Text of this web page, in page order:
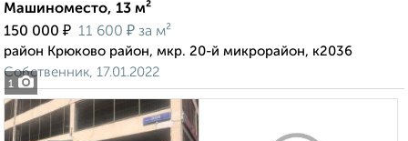
1
Машиноместо, 13 м²
150 000 ₽ 11 600 ₽ за м²
район Крюково район, мкр. 20-й микрорайон, к2036
Собственник, 17.01.2022